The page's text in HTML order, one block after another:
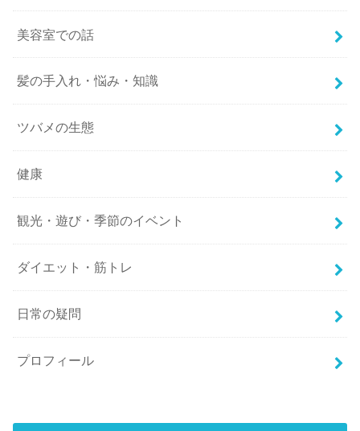
美容室での話
髪の手入れ・悩み・知識
ツバメの生態
健康
観光・遊び・季節のイベント
ダイエット・筋トレ
日常の疑問
プロフィール